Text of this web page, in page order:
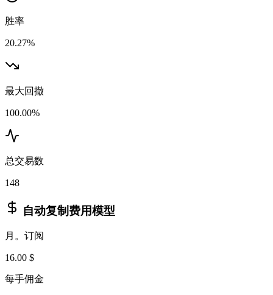
胜率
20.27%
最大回撤
100.00%
总交易数
148
自动复制费用模型
月。订阅
16.00 $
每手佣金